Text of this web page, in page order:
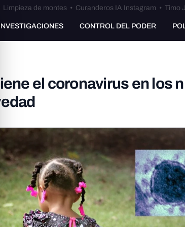
Limpieza de montes• Curanderos IA Instagram • Timo
CONTROL DEL PODER
el coronavirus en los